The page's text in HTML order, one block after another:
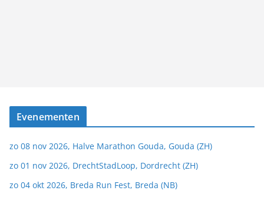
Evenementen
zo 08 nov 2026, Halve Marathon Gouda, Gouda (ZH)
zo 01 nov 2026, DrechtStadLoop, Dordrecht (ZH)
zo 04 okt 2026, Breda Run Fest, Breda (NB)